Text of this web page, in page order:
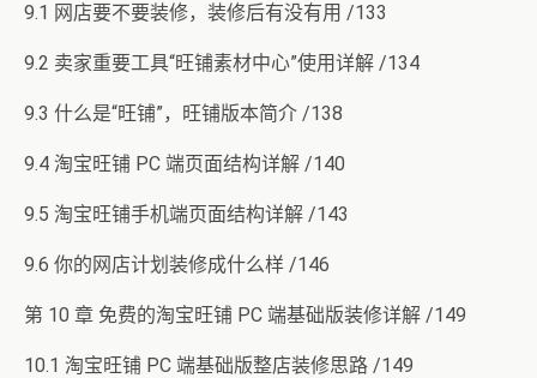
9.1 网店要不要装修，装修后有没有用 /133
9.2 卖家重要工具“旺铺素材中心”使用详解 /134
9.3 什么是“旺铺”，旺铺版本简介 /138
9.4 淘宝旺铺 PC 端页面结构详解 /140
9.5 淘宝旺铺手机端页面结构详解 /143
9.6 你的网店计划装修成什么样 /146
第 10 章 免费的淘宝旺铺 PC 端基础版装修详解 /149
10.1 淘宝旺铺 PC 端基础版整店装修思路 /149